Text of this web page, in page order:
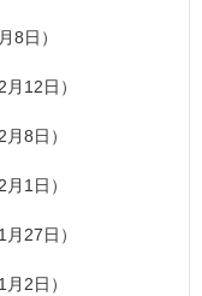
8日）
12日）
8日）
1日）
27日）
2日）